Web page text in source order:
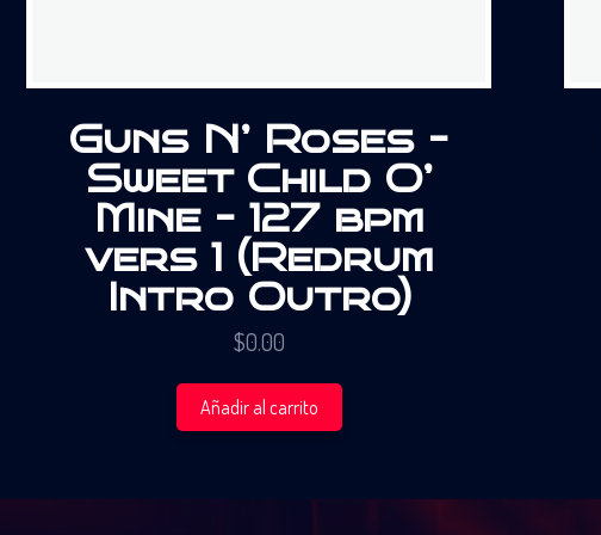
Guns N’ Roses –
Sweet Child O’
Mine – 127 bpm
vers 1 (Redrum
Intro Outro)
$0.00
Añadir al carrito